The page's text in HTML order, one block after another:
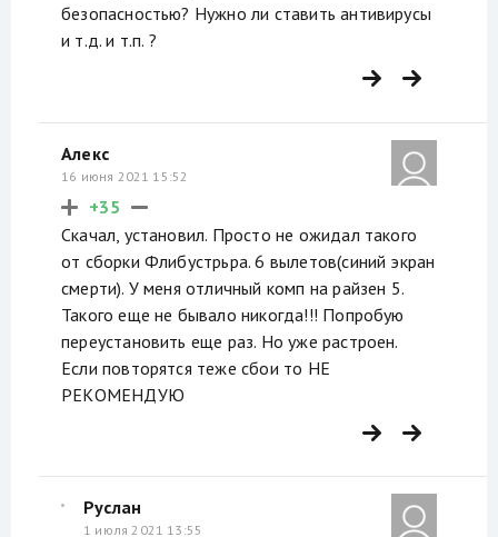
безопасностью? Нужно ли ставить антивирусы
и т.д. и т.п. ?
Алекс
16 июня 2021 15:52
+35
Скачал, установил. Просто не ожидал такого
от сборки Флибустрьра. 6 вылетов(синий экран
смерти). У меня отличный комп на райзен 5.
Такого еще не бывало никогда!!! Попробую
переустановить еще раз. Но уже растроен.
Если повторятся теже сбои то НЕ
РЕКОМЕНДУЮ
Руслан
1 июля 2021 13:55